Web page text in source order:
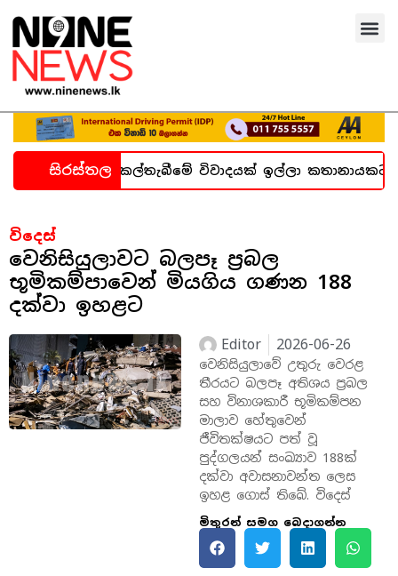
සිරස්තල
හදිසි කල්තැබීමේ විවාදයක් ඉල්ලා කතානායකට ලිපියක්
විදෙස්
වෙනිසියුලාවට බලපෑ ප්‍රබල
භූමිකම්පාවෙන් මියගිය ගණන 188
දක්වා ඉහළට
Editor 2026-06-26
වෙනිසියුලාවේ උතුරු වෙරළ
තීරයට බලපෑ අතිශය ප්‍රබල
සහ විනාශකාරී භූමිකම්පන
මාලාව හේතුවෙන්
ජීවිතක්ෂයට පත් වූ
පුද්ගලයන් සංඛ්‍යාව 188ක්
දක්වා අවාසනාවන්ත ලෙස
ඉහළ ගොස් තිබේ. විදෙස්
මිතුරන් සමග බෙදාගන්න